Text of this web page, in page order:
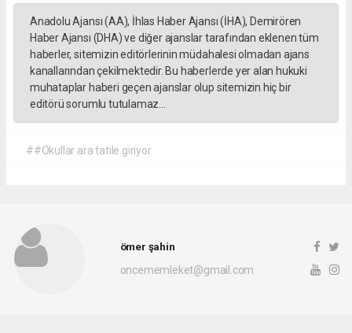
Anadolu Ajansı (AA), İhlas Haber Ajansı (İHA), Demirören
Haber Ajansı (DHA) ve diğer ajanslar tarafından eklenen tüm
haberler, sitemizin editörlerinin müdahalesi olmadan ajans
kanallarından çekilmektedir. Bu haberlerde yer alan hukuki
muhataplar haberi geçen ajanslar olup sitemizin hiç bir
editörü sorumlu tutulamaz...
##Okullar ara tatile giriyor
ömer şahin
oncememleket@gmail.com